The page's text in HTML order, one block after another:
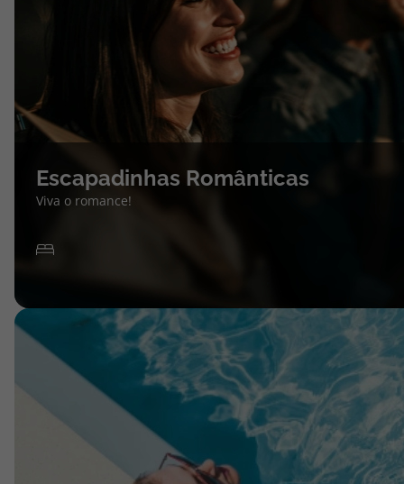
Escapadinhas Românticas
Viva o romance!